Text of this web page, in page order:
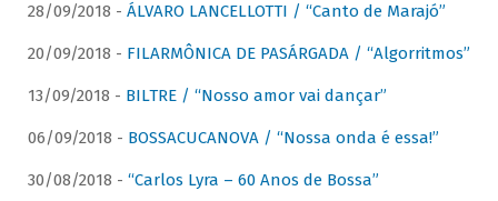
28/09/2018 - ÁLVARO LANCELLOTTI / “Canto de Marajó”
20/09/2018 - FILARMÔNICA DE PASÁRGADA / “Algorritmos”
13/09/2018 - BILTRE / “Nosso amor vai dançar”
06/09/2018 - BOSSACUCANOVA / “Nossa onda é essa!”
30/08/2018 - “Carlos Lyra – 60 Anos de Bossa”